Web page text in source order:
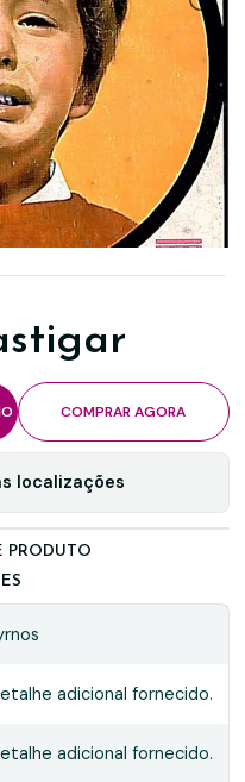
COMPRAR AGORA
localizações
PRODUTO
adicional fornecido.
adicional fornecido.